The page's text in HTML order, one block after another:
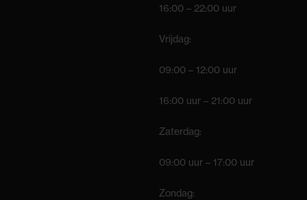
16:00 – 22:00 uur
Vrijdag:
09:00 – 12:00 uur
16:00 uur – 21:00 uur
Zaterdag:
09:00 uur – 17:00 uur
Zondag: